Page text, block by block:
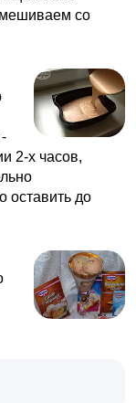
со
2-х часов,
оставить до